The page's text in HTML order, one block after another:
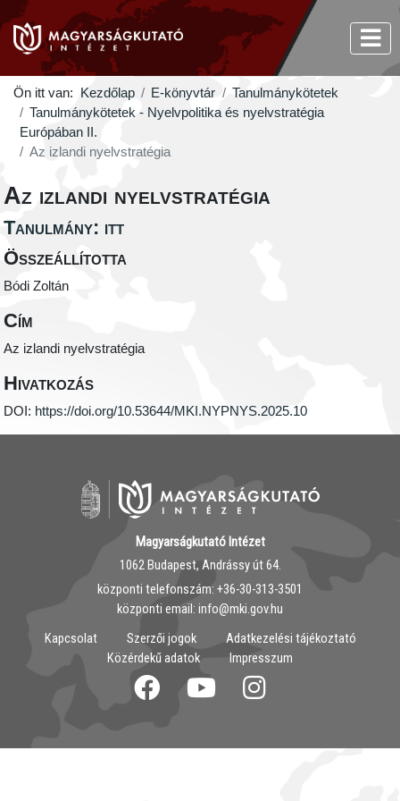
Ön itt van: Kezdőlap E-könyvtár
Tanulmánykötetek
Tanulmánykötetek - Nyelvpolitika és nyelvstratégia
Európában II.
Az izlandi nyelvstratégia
Az izlandi nyelvstratégia
Tanulmány: itt
Összeállította
Bódi Zoltán
Cím
Az izlandi nyelvstratégia
Hivatkozás
DOI: https://doi.org/10.53644/MKI.NYPNYS.2025.10
Magyarságkutató Intézet
1062 Budapest, Andrássy út 64.
központi telefonszám: ‭+36-30-313-3501
központi email: info@mki.gov.hu
Kapcsolat
Szerzői jogok
Adatkezelési tájékoztató
Közérdekű adatok
Impresszum